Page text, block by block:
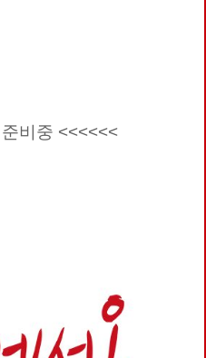
비중 <<<<<<